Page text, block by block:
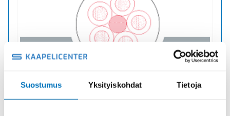
Suostumus Yksityiskohdat Tietoja
Ohjauskaapeli ÖPVC-JB 5G2,5
PVC